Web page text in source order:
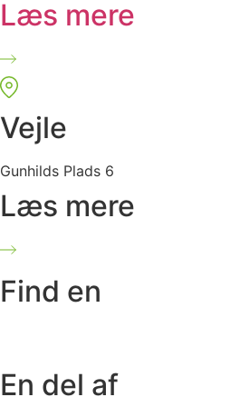
Læs mere
Vejle
Gunhilds Plads 6
Læs mere
Find en
En del af